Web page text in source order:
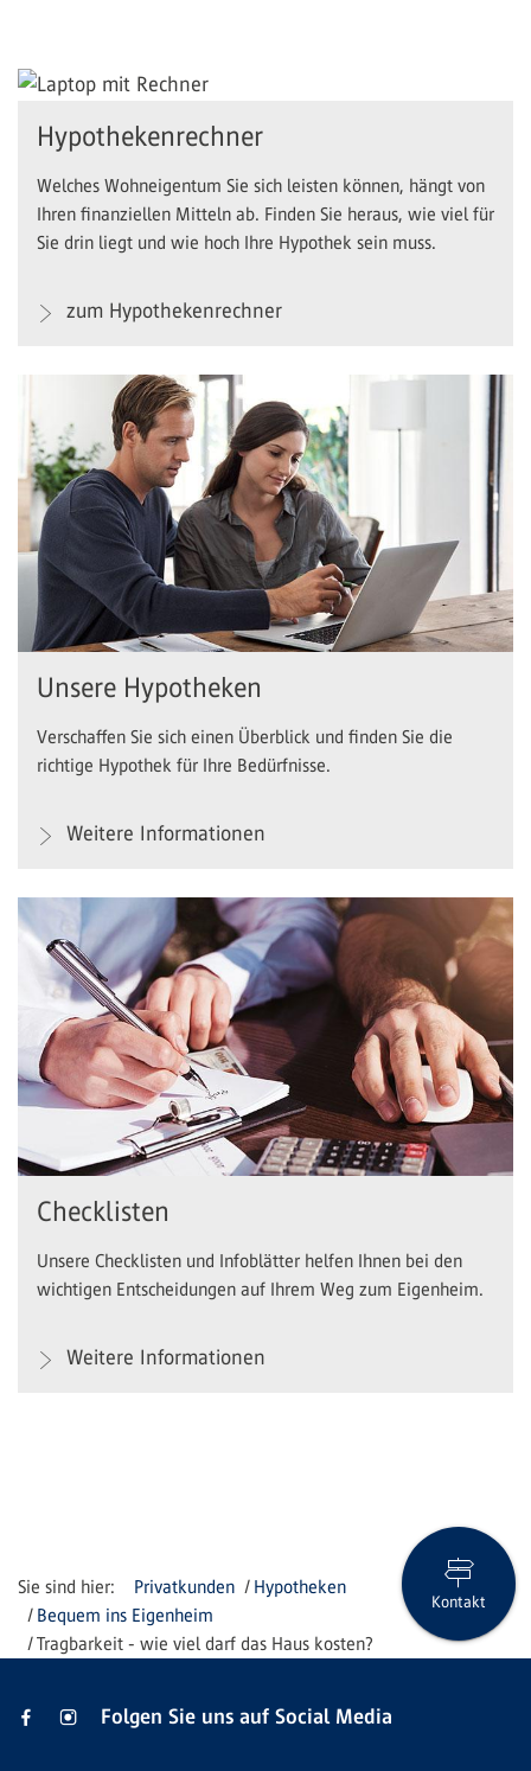
Hypothekenrechner
Welches Wohneigentum Sie sich leisten können, hängt von
Ihren finanziellen Mitteln ab. Finden Sie heraus, wie viel für
Sie drin liegt und wie hoch Ihre Hypothek sein muss.
zum Hypothekenrechner
Unsere Hypotheken
Verschaffen Sie sich einen Überblick und finden Sie die
richtige Hypothek für Ihre Bedürfnisse.
Weitere Informationen
Checklisten
Unsere Checklisten und Infoblätter helfen Ihnen bei den
wichtigen Entscheidungen auf Ihrem Weg zum Eigenheim.
Weitere Informationen
Privatkunden
Hypotheken
Bequem ins Eigenheim
Tragbarkeit - wie viel darf das Haus kosten?
Kontakt
Folgen Sie uns auf Social Media